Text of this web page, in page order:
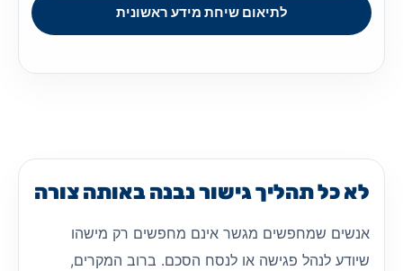
לתיאום שיחת מידע ראשונית
לא כל תהליך גישור נבנה באותה צורה
אנשים שמחפשים מגשר אינם מחפשים רק מישהו
שיודע לנהל פגישה או לנסח הסכם. ברוב המקרים,